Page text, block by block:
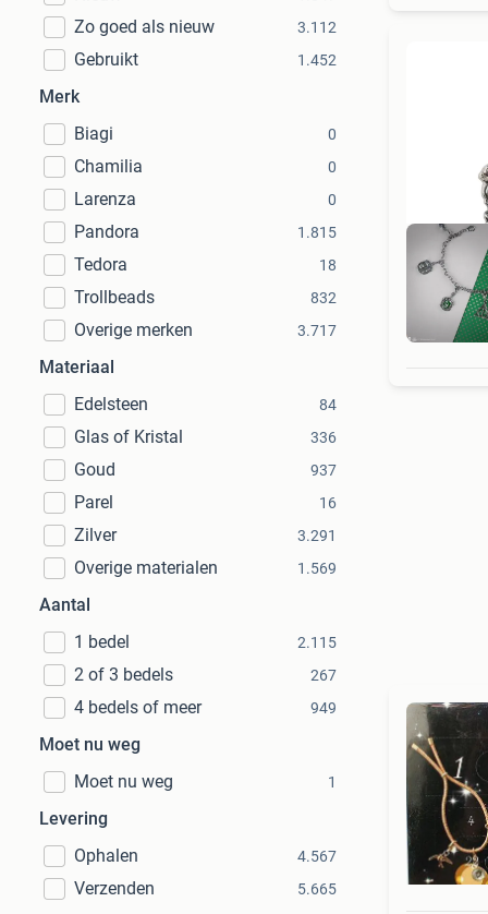
Zo goed als nieuw 3.112
Gebruikt 1.452
Merk
Biagi
0
Chamilia 0
Larenza 0
Pandora 1.815
Tedora 18
Trollbeads 832
Overige merken 3.717
Materiaal
Edelsteen
84
Glas of Kristal 336
Goud 937
Parel 16
Zilver 3.291
Overige materialen 1.569
Aantal
1 bedel
2.115
2 of 3 bedels 267
4 bedels of meer 949
Moet nu weg
Moet nu weg
1
Levering
Ophalen
4.567
Verzenden 5.665